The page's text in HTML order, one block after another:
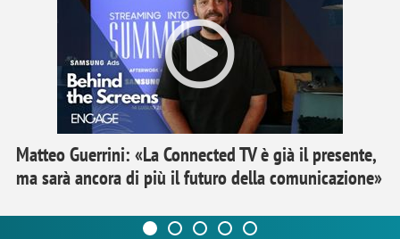
Matteo Guerrini: «La Connected TV è già il presente,
ma sarà ancora di più il futuro della comunicazione»